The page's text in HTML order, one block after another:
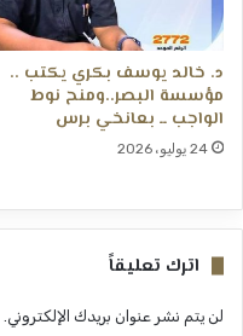
د. خالد يوسف بكري يكتب ..
مؤسسة البصر..ومنح نوط
الواجب ــ بعانخي برس
24 يوليو، 2026
اترك تعليقاً
لن يتم نشر عنوان بريدك الإلكتروني.